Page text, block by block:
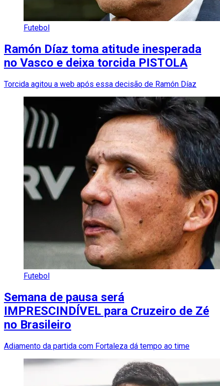
Futebol
Ramón Díaz toma atitude inesperada
no Vasco e deixa torcida PISTOLA
Torcida agitou a web após essa decisão de Ramón Díaz
Futebol
Semana de pausa será
IMPRESCINDÍVEL para Cruzeiro de Zé
no Brasileiro
Adiamento da partida com Fortaleza dá tempo ao time